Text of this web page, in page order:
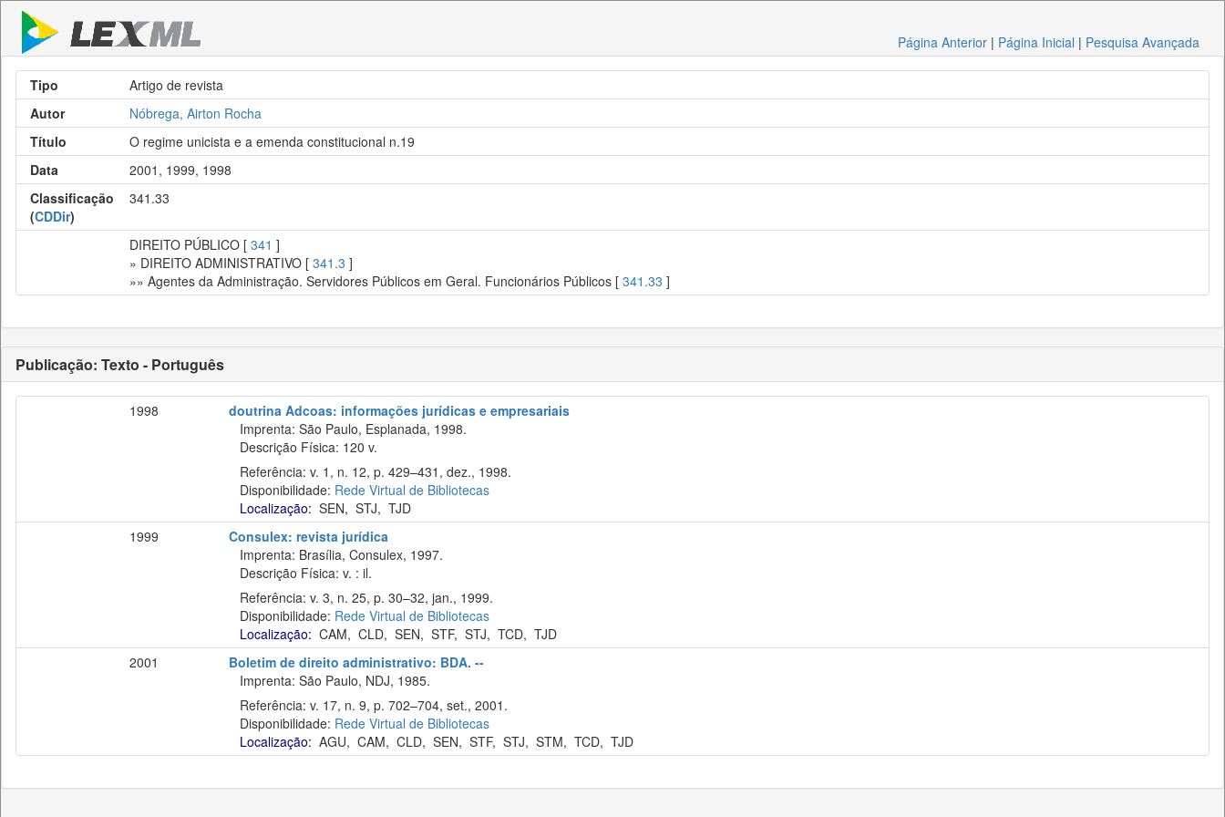
Página Anterior | Página Inicial | Pesquisa Avançada
Tipo
Artigo de revista
Autor
Nóbrega, Airton Rocha
Título
O regime unicista e a emenda constitucional n.19
Data
2001, 1999, 1998
Classificação
(CDDir)
341.33
DIREITO PÚBLICO [ 341 ]
» DIREITO ADMINISTRATIVO [ 341.3 ]
»» Agentes da Administração. Servidores Públicos em Geral. Funcionários Públicos [ 341.33 ]
Publicação: Texto - Português
1998
doutrina Adcoas: informações jurídicas e empresariais
Imprenta: São Paulo, Esplanada, 1998.
Descrição Física: 120 v.
Referência: v. 1, n. 12, p. 429–431, dez., 1998.
Disponibilidade: Rede Virtual de Bibliotecas
Localização: SEN, STJ, TJD
1999
Consulex: revista jurídica
Imprenta: Brasília, Consulex, 1997.
Descrição Física: v. : il.
Referência: v. 3, n. 25, p. 30–32, jan., 1999.
Disponibilidade: Rede Virtual de Bibliotecas
Localização: CAM, CLD, SEN, STF, STJ, TCD, TJD
2001
Boletim de direito administrativo: BDA. --
Imprenta: São Paulo, NDJ, 1985.
Referência: v. 17, n. 9, p. 702–704, set., 2001.
Disponibilidade: Rede Virtual de Bibliotecas
Localização: AGU, CAM, CLD, SEN, STF, STJ, STM, TCD, TJD